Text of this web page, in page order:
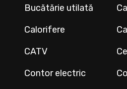
Bucătărie utilată
Calorifere
CATV
Contor electric